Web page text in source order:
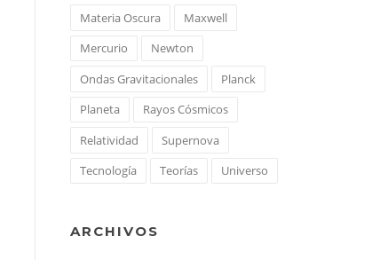
Materia Oscura
Maxwell
Mercurio
Newton
Ondas Gravitacionales
Planck
Planeta
Rayos Cósmicos
Relatividad
Supernova
Tecnología
Teorías Universo
ARCHIVOS